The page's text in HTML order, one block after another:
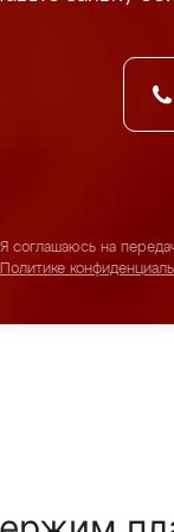
Я соглашаюсь на
Политике